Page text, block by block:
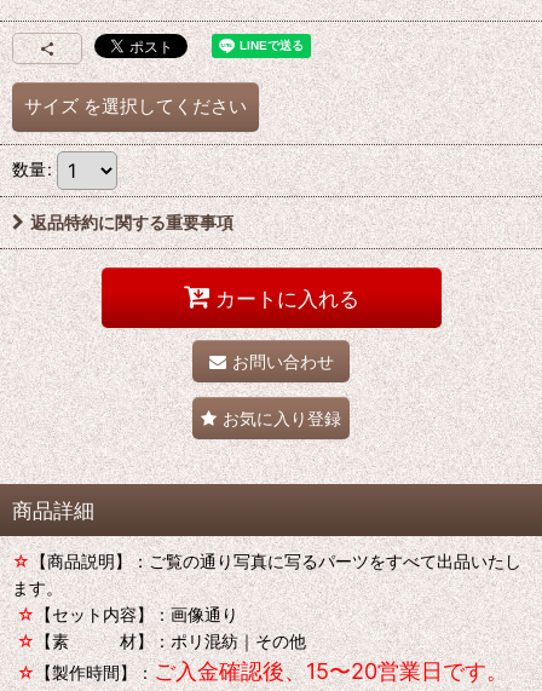
サイズ を選択してください
数量:
返品特約に関する重要事項
カートに入れる
お問い合わせ
お気に入り登録
商品詳細
☆【商品説明】：ご覧の通り写真に写るパーツをすべて出品いたし
ます。
☆【セット内容】：画像通り
☆【素 材】：ポリ混紡｜その他
☆【製作時間】：ご入金確認後、15〜20営業日です。